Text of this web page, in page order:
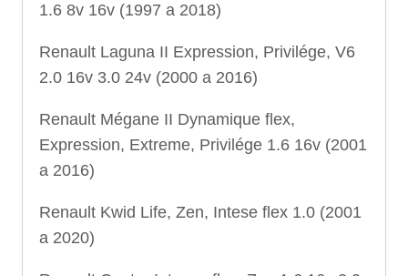
1.6 8v 16v (1997 a 2018)
Renault Laguna II Expression, Privilége, V6
2.0 16v 3.0 24v (2000 a 2016)
Renault Mégane II Dynamique flex,
Expression, Extreme, Privilége 1.6 16v (2001
a 2016)
Renault Kwid Life, Zen, Intese flex 1.0 (2001
a 2020)